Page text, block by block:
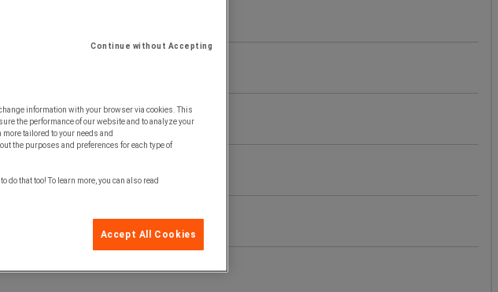
Continue without Accepting
information with your browser via cookies. This
the performance of our website and to analyze your
tailored to your needs and
the purposes and preferences for each type of
that too! To learn more, you can also read
Accept All Cookies